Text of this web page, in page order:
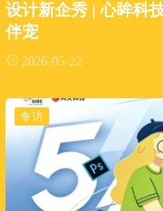
设计新企秀 | 心眸科
伴宠
2026-05-22
专访